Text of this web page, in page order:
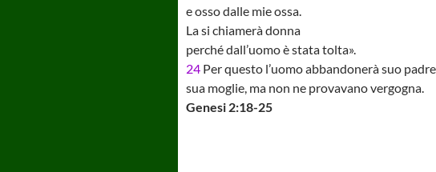
e osso dalle mie ossa.
La si chiamerà donna
perché dall’uomo è stata tolta».
24 Per questo l’uomo abbandonerà suo
sua moglie, ma non ne provavano vergogna.
Genesi 2:18-25